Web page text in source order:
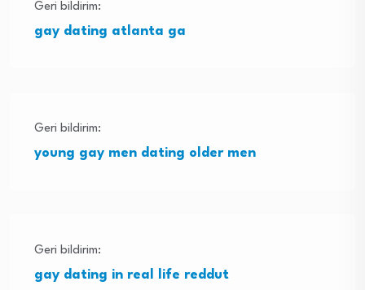
Geri bildirim:
gay dating atlanta ga
Geri bildirim:
young gay men dating older men
Geri bildirim:
gay dating in real life reddut